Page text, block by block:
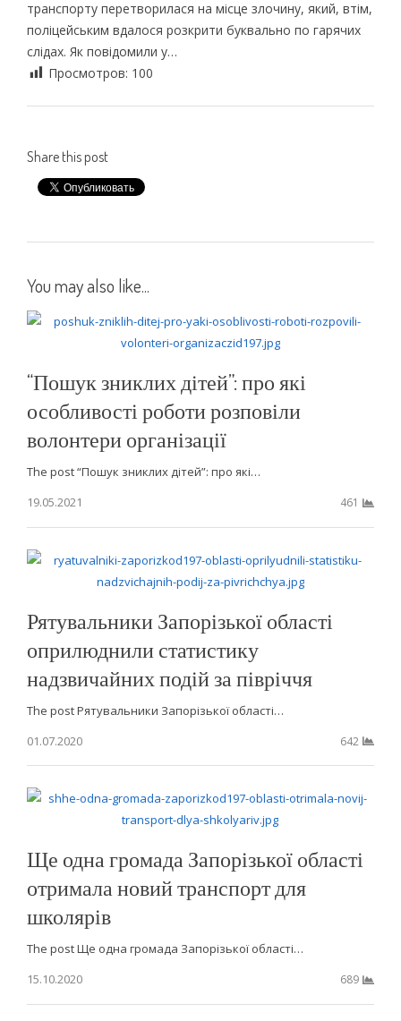
транспорту перетворилася на місце злочину, який, втім,
поліцейським вдалося розкрити буквально по гарячих
слідах. Як повідомили у…
Просмотров: 100
Share this post
You may also like...
“Пошук зниклих дітей”: про які
особливості роботи розповіли
волонтери організації
The post “Пошук зниклих дітей”: про які…
19.05.2021
461
Рятувальники Запорізької області
оприлюднили статистику
надзвичайних подій за півріччя
The post Рятувальники Запорізької області…
01.07.2020
642
Ще одна громада Запорізької області
отримала новий транспорт для
школярів
The post Ще одна громада Запорізької області…
15.10.2020
689